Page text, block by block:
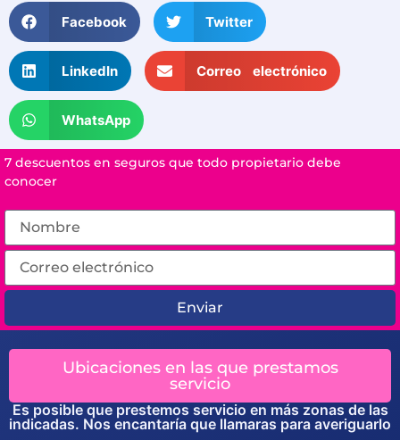
Facebook Twitter
LinkedIn Correo electrónico
WhatsApp
7 descuentos en seguros que todo propietario debe
conocer
Enviar
Ubicaciones en las que prestamos
servicio
Es posible que prestemos servicio en más zonas de las
indicadas. Nos encantaría que llamaras para averiguarlo